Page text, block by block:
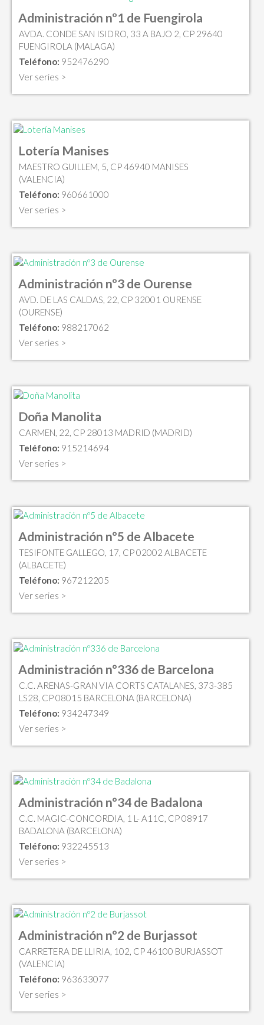
Administración nº1 de Fuengirola
AVDA. CONDE SAN ISIDRO, 33 A BAJO 2, CP 29640
FUENGIROLA (MALAGA)
Teléfono: 952476290
Ver series >
Lotería Manises
MAESTRO GUILLEM, 5, CP 46940 MANISES
(VALENCIA)
Teléfono: 960661000
Ver series >
Administración nº3 de Ourense
AVD. DE LAS CALDAS, 22, CP 32001 OURENSE
(OURENSE)
Teléfono: 988217062
Ver series >
Doña Manolita
CARMEN, 22, CP 28013 MADRID (MADRID)
Teléfono: 915214694
Ver series >
Administración nº5 de Albacete
TESIFONTE GALLEGO, 17, CP 02002 ALBACETE
(ALBACETE)
Teléfono: 967212205
Ver series >
Administración nº336 de Barcelona
C.C. ARENAS-GRAN VIA CORTS CATALANES, 373-385
LS28, CP 08015 BARCELONA (BARCELONA)
Teléfono: 934247349
Ver series >
Administración nº34 de Badalona
C.C. MAGIC-CONCORDIA, 1 L- A11C, CP 08917
BADALONA (BARCELONA)
Teléfono: 932245513
Ver series >
Administración nº2 de Burjassot
CARRETERA DE LLIRIA, 102, CP 46100 BURJASSOT
(VALENCIA)
Teléfono: 963633077
Ver series >